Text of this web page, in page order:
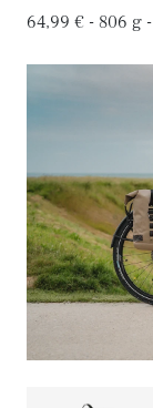
64,99 € - 806 g -